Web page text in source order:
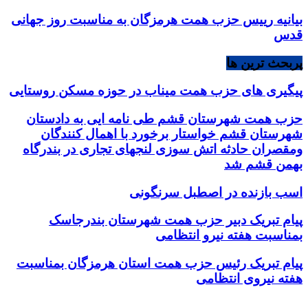
بیانیه رییس حزب همت هرمزگان به مناسبت روز جهانی
قدس
پربحث ترین ها
پیگیری های حزب همت میناب در حوزه مسکن روستایی
حزب همت شهرستان قشم طی نامه ایی به دادستان
شهرستان قشم خواستار برخورد با اهمال کنندگان
ومقصران حادثه اتش سوزی لنجهای تجاری در بندرگاه
بهمن قشم شد
اسب بازنده در اصطبل سرنگونی
پیام تبریک دبیر حزب همت شهرستان بندرجاسک
بمناسبت هفته نیرو انتظامی
پیام تبریک رئیس حزب همت استان هرمزگان بمناسبت
هفته نیروی انتظامی